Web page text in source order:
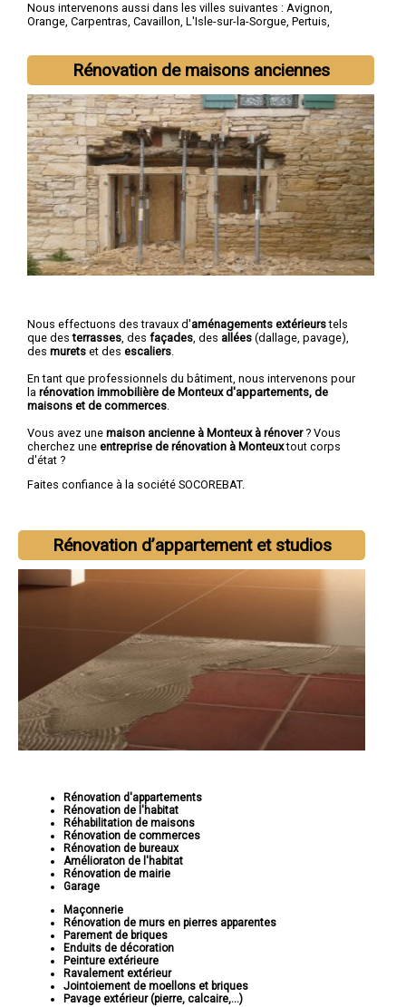
Nous intervenons aussi dans les villes suivantes : Avignon,
Orange, Carpentras, Cavaillon, L'Isle-sur-la-Sorgue, Pertuis,
Rénovation de maisons anciennes
Nous effectuons des travaux d'aménagements extérieurstels
que desterrasses , des façades , des allées (dallage, pavage),
des murets et des escaliers
En tant que professionnels du bâtiment, nous intervenons pour
la rénovation immobilière de Monteux d'appartements, de
maisons et de commerces
Vous avez une maison ancienne à Monteux à rénover? Vous
cherchez une entreprise de rénovation à Monteuxtout corps
d'état ?
Faites confiance à la société SOCOREBAT.
Rénovation d’appartement et studios
Rénovation d'appartements
Rénovation de l'habitat
Réhabilitation de maisons
Rénovation de commerces
Rénovation de bureaux
Amélioraton de l'habitat
Rénovation de mairie
Garage
Maçonnerie
Rénovation de murs en pierres apparentes
Parement de briques
Enduits de décoration
Peinture extérieure
Ravalement extérieur
Jointoiement de moellons et briques
Pavage extérieur (pierre, calcaire,...)